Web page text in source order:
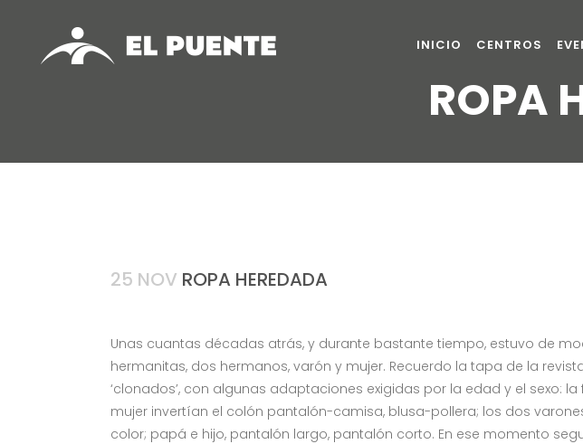
INICIO CENTROS
ROPA
25 NOV ROPA HEREDADA
Unas cuantas décadas atrás, y durante bastante tiempo, estuvo de
hermanitas, dos hermanos, varón y mujer. Recuerdo la tapa de la
‘clonados’, con algunas adaptaciones exigidas por la edad y el
mujer invertían el colón pantalón-camisa, blusa-pollera; los dos
color; papá e hijo, pantalón largo, pantalón corto. En ese momento